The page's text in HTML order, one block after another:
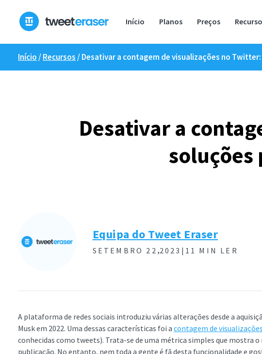
conteúdo
Início Planos Preços
Início /Recursos /Desativar a contagem de visualizações no
Desativar a
soluções
Equipa do Tweet Eraser
SETEMBRO 22 ,2023| 11 MIN LER
A plataforma de redes sociais introduziu várias alterações desde a
Musk em 2022. Uma dessas características foi a contagem de visualizações
conhecidas como tweets). Trata-se de uma métrica simples que mostra o
publicação. No entanto, nem toda a gente é fã desta funcionalidade e